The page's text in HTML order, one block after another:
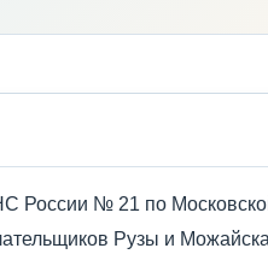
России № 21 по
Рузы и